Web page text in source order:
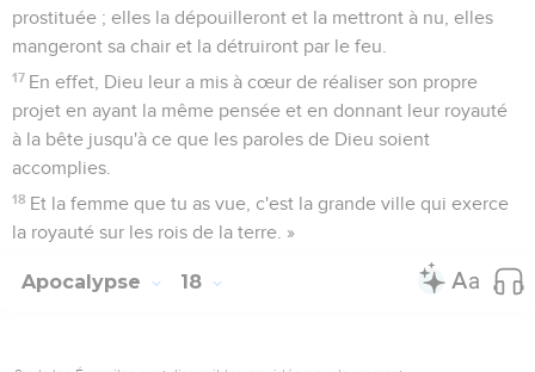
prostituée ; elles la dépouilleront et la mettront à nu, elles
mangeront sa chair et la détruiront par le feu.
17 En effet, Dieu leur a mis à cœur de réaliser son propre
projet en ayant la même pensée et en donnant leur royauté
à la bête jusqu'à ce que les paroles de Dieu soient
accomplies.
18 Et la femme que tu as vue, c'est la grande ville qui exerce
la royauté sur les rois de la terre. »
Apocalypse 18